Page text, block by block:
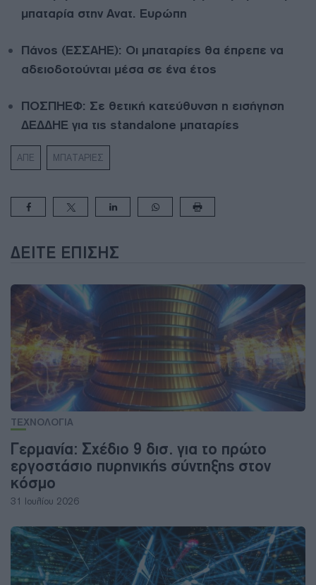
μπαταρία στην Ανατ. Ευρώπη
Πάνος (ΕΣΣΑΗΕ): Οι μπαταρίες θα έπρεπε να
αδειοδοτούνται μέσα σε ένα έτος
ΠΟΣΠΗΕΦ: Σε θετική κατεύθυνση η εισήγηση
ΔΕΔΔΗΕ για τις standalone μπαταρίες
ΑΠΕ ΜΠΑΤΑΡΙΕΣ
ΔΕΊΤΕ ΕΠΊΣΗΣ
ΤΕΧΝΟΛΟΓΙΑ
Γερμανία: Σχέδιο 9 δισ. για το πρώτο
εργοστάσιο πυρηνικής σύντηξης στον
κόσμο
31 Ιουλίου 2026